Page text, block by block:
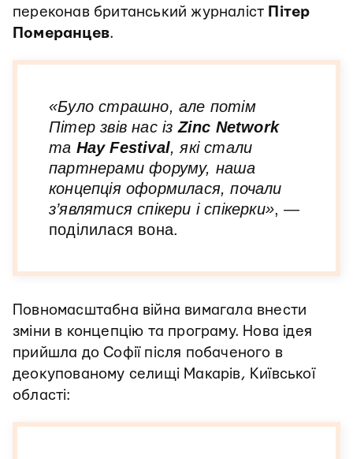
переконав британський журналіст Пітер
Померанцев.
«Було страшно, але потім
Пітер звів нас ізZinc Network
та Hay Festival, які стали
партнерами форуму, наша
концепція оформилася, почали
з’являтися спікери і спікерки», —
поділилася вона.
Повномасштабна війна вимагала внести
зміни в концепцію та програму. Нова ідея
прийшла до Софії після побаченого в
деокупованому селищі Макарів, Київської
області: